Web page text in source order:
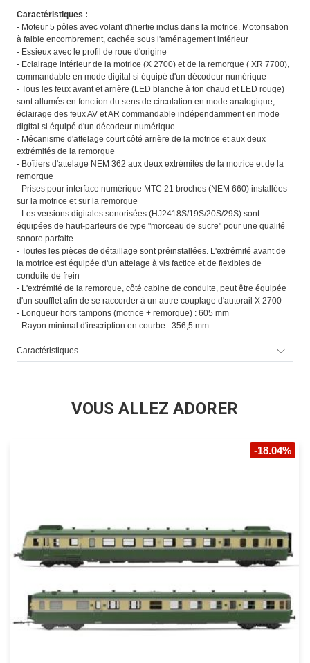
Caractéristiques :
- Moteur 5 pôles avec volant d'inertie inclus dans la motrice. Motorisation
à faible encombrement, cachée sous l'aménagement intérieur
- Essieux avec le profil de roue d'origine
- Eclairage intérieur de la motrice (X 2700) et de la remorque ( XR 7700),
commandable en mode digital si équipé d'un décodeur numérique
- Tous les feux avant et arrière (LED blanche à ton chaud et LED rouge)
sont allumés en fonction du sens de circulation en mode analogique,
éclairage des feux AV et AR commandable indépendamment en mode
digital si équipé d'un décodeur numérique
- Mécanisme d'attelage court côté arrière de la motrice et aux deux
extrémités de la remorque
- Boîtiers d'attelage NEM 362 aux deux extrémités de la motrice et de la
remorque
- Prises pour interface numérique MTC 21 broches (NEM 660) installées
sur la motrice et sur la remorque
- Les versions digitales sonorisées (HJ2418S/19S/20S/29S) sont
équipées de haut-parleurs de type "morceau de sucre" pour une qualité
sonore parfaite
- Toutes les pièces de détaillage sont préinstallées. L'extrémité avant de
la motrice est équipée d'un attelage à vis factice et de flexibles de
conduite de frein
- L'extrémité de la remorque, côté cabine de conduite, peut être équipée
d'un soufflet afin de se raccorder à un autre couplage d'autorail X 2700
- Longueur hors tampons (motrice + remorque) : 605 mm
- Rayon minimal d'inscription en courbe : 356,5 mm
Caractéristiques
VOUS ALLEZ ADORER
-18.04%